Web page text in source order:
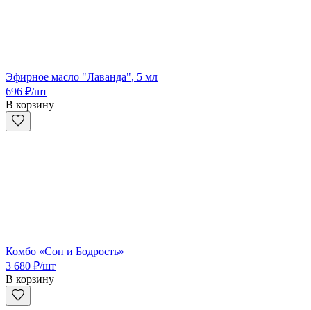
Эфирное масло "Лаванда", 5 мл
696 ₽/шт
В корзину
Комбо «Сон и Бодрость»
3 680 ₽/шт
В корзину